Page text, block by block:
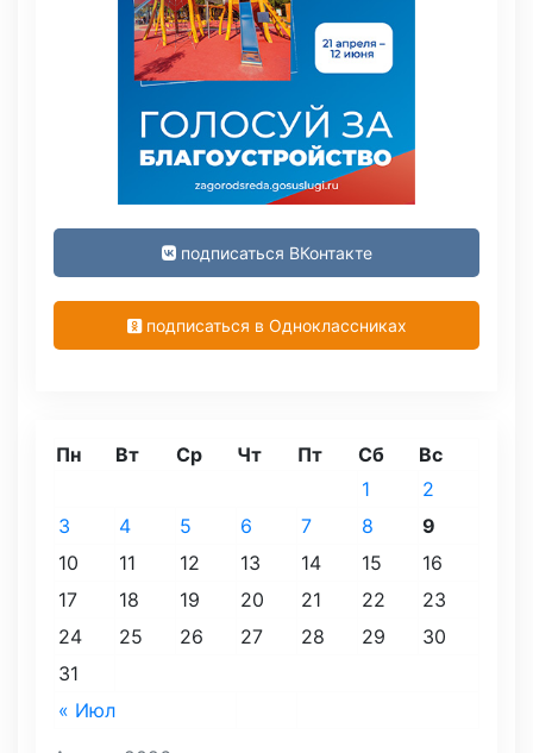
подписаться ВКонтакте
подписаться в Одноклассниках
Пн Вт Ср Чт Пт Сб Вс
« Июл
1
2
3
4 5 6 7 8
9
10
11 12 13 14 15
16
17
18 19 20 21 22
23
24
25 26 27 28 29
30
31